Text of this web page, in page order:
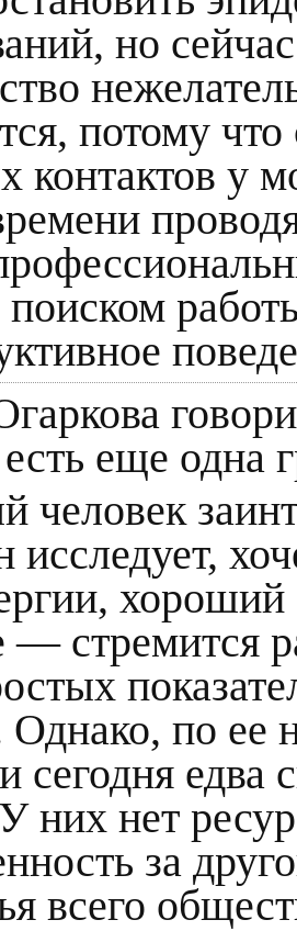
но
потому
контактов у
еще одна
человек
хороший
— стремится
Однако, по
сегодня едва
них нет
за
всего